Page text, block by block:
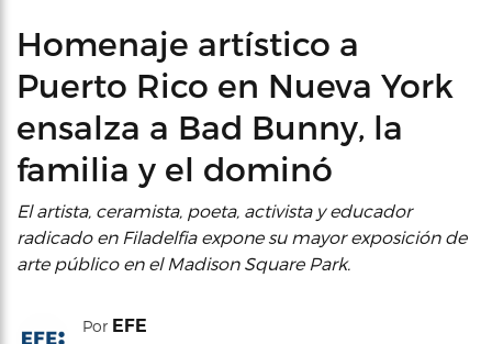
Homenaje artístico a
Puerto Rico en Nueva York
ensalza a Bad Bunny, la
familia y el dominó
El artista, ceramista, poeta, activista y educador
radicado en Filadelfia expone su mayor exposición de
arte público en el Madison Square Park.
Por EFE